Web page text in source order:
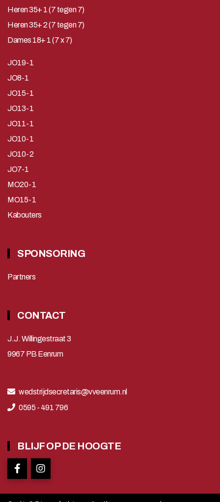
Heren 35+ 1 (7 tegen 7)
Heren 35+ 2 (7 tegen 7)
Dames 18+ 1 (7 x 7)
JO19-1
JO8-1
JO15-1
JO13-1
JO11-1
JO10-1
JO10-2
JO7-1
MO20-1
MO15-1
Kabouters
SPONSORING
Partners
CONTACT
J.J. Willingestraat 3
9967 PB Eenrum
wedstrijdsecretaris@vveenrum.nl
0595 - 491 796
BLIJF OP DE HOOGTE